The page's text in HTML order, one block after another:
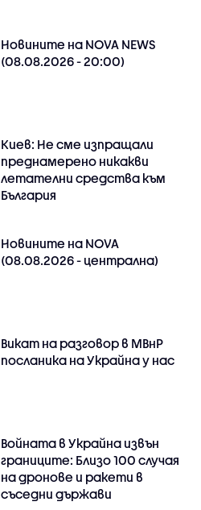
Новините на NOVA NEWS
(08.08.2026 - 20:00)
Киев: Не сме изпращали
преднамерено никакви
летателни средства към
България
Новините на NOVA
(08.08.2026 - централна)
Викат на разговор в МВнР
посланика на Украйна у нас
Войната в Украйна извън
границите: Близо 100 случая
на дронове и ракети в
съседни държави